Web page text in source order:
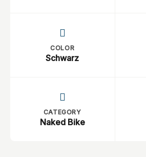
COLOR
Schwarz
CATEGORY
Naked Bike